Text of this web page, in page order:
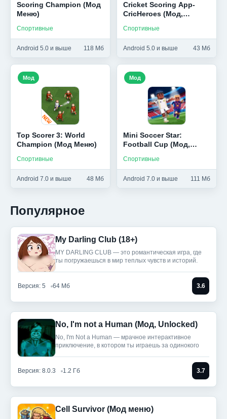
Scoring Champion (Мод
Меню)
Спортивные
Android 5.0 и выше 118 Мб
Cricket Scoring App-
CricHeroes (Мод,
Спортивные
Android 5.0 и выше 43 Мб
Top Scorer 3: World
Champion (Мод Меню)
Спортивные
Android 7.0 и выше 48 Мб
Мод
Mini Soccer Star:
Football Cup (Мод,
Спортивные
Android 7.0 и выше 111 Мб
Мод
Популярное
My Darling Club (18+)
MY DARLING CLUB — это романтическая игра, где
ты погружаешься в мир теплых чувств и историй.
Версия: 5 64 Мб 3.6
No, I'm not a Human (Мод, Unlocked)
No, I'm Not a Human — мрачное интерактивное
приключение, в котором ты играешь за одинокого
Версия: 8.0.3 1.2 Гб 3.7
Cell Survivor (Мод меню)